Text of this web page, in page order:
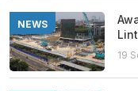
NEWS
19